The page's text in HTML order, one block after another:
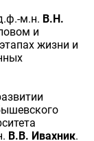
м.н. В.Н.
и
жизни и
В.В. Ивахник.